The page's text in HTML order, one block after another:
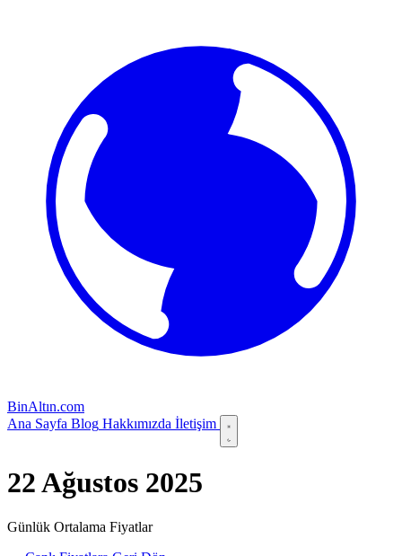
BinAltın.com
Ana Sayfa Blog Hakkımızda İletişim
22 Ağustos 2025
Günlük Ortalama Fiyatlar